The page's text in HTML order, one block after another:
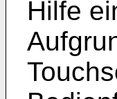
Hilfe